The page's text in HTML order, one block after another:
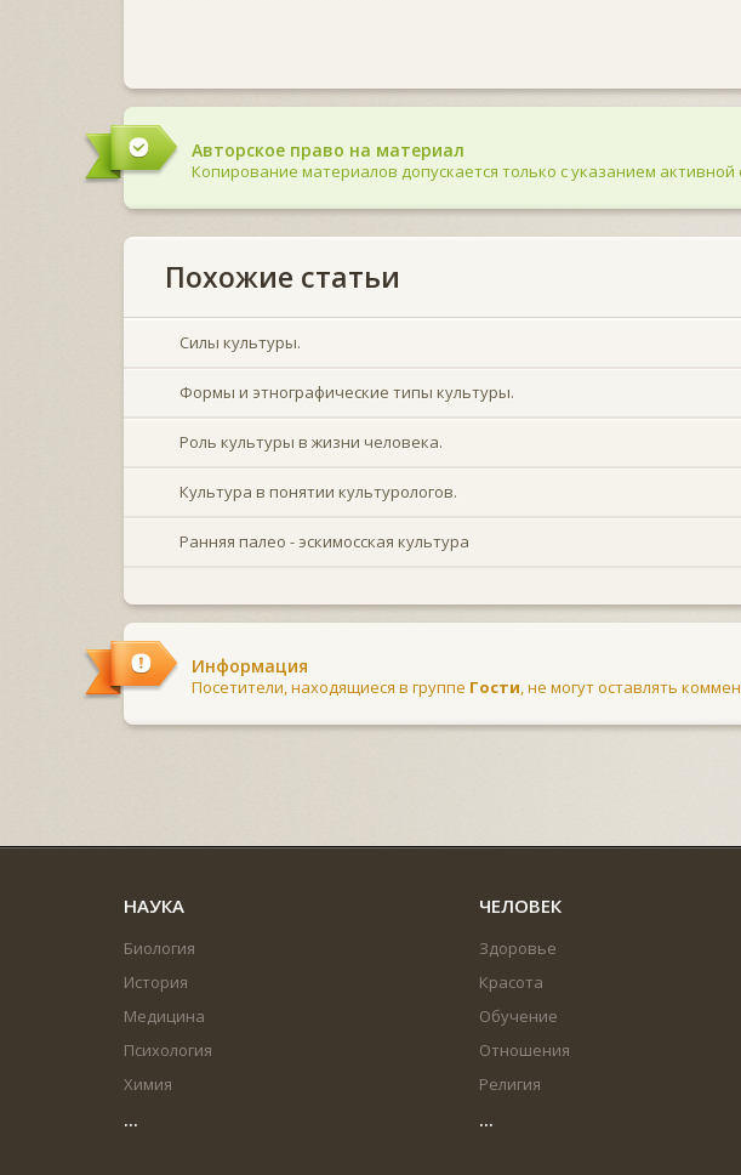
Авторское право на материал
Копирование материалов допускается только с указанием активной
Похожие статьи
Силы культуры.
Формы и этнографические типы культуры.
Роль культуры в жизни человека.
Культура в понятии культурологов.
Ранняя палео - эскимосская культура
Информация
Посетители, находящиеся в группе Гости, не могут оставлять
НАУКА
Биология
История
Медицина
Психология
Химия
...
ЧЕЛОВЕК
Здоровье
Красота
Обучение
Отношения
Религия
...